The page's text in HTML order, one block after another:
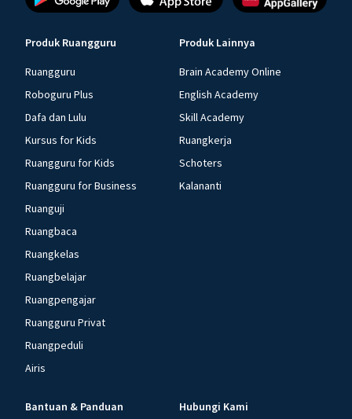
Produk Ruangguru
Ruangguru
Roboguru Plus
Dafa dan Lulu
Kursus for Kids
Ruangguru for Kids
Ruangguru for Business
Ruanguji
Ruangbaca
Ruangkelas
Ruangbelajar
Ruangpengajar
Ruangguru Privat
Ruangpeduli
Airis
Produk Lainnya
Brain Academy Online
English Academy
Skill Academy
Ruangkerja
Schoters
Kalananti
Bantuan & Panduan Hubungi Kami